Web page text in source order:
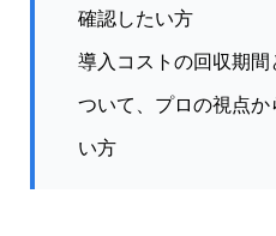
確認したい方
導入コストの回収期
ついて、プロの視点
い方